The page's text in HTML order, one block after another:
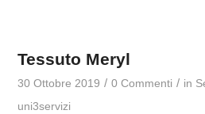
Tessuto Meryl
30 Ottobre 2019 / 0 Commenti / in
uni3servizi